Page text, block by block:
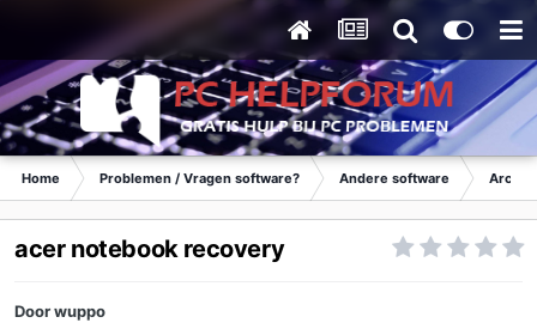
Home Problemen / Vragen software? Andere software
acer notebook recovery
Doorwuppo